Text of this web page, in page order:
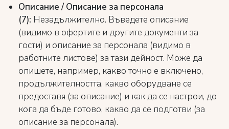
Описание / Описание за персонала
(7): Незадължително. Въведете описание
(видимо в офертите и другите документи за
гости) и описание за персонала (видимо в
работните листове) за тази дейност. Може да
опишете, например, какво точно е включено,
продължителността, какво оборудване се
предоставя (за описание) и как да се настрои, до
кога да бъде готово, какво да се подготви (за
описание за персонала).